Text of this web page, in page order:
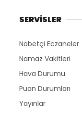
SERVİSLER
Nöbetçi Eczaneler
Namaz Vakitleri
Hava Durumu
Puan Durumları
Yayınlar